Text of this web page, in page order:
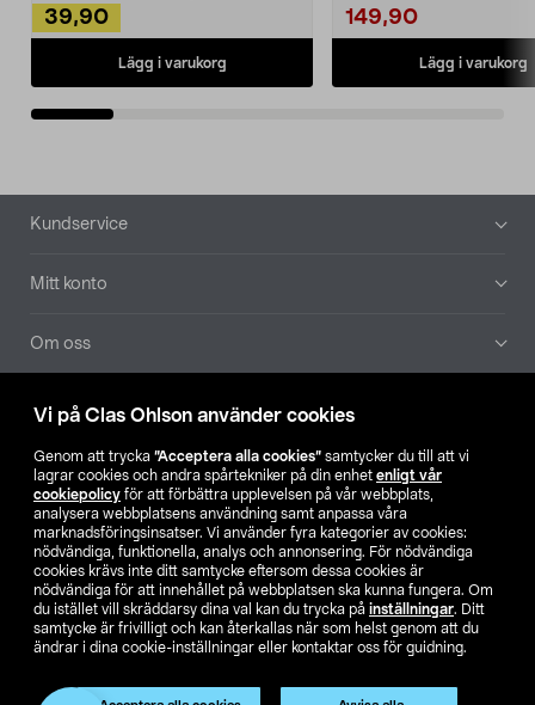
Vi på Clas Ohlson använder cookies
Genom att trycka ”Acceptera alla cookies” samtycker du till att vi
lagrar cookies och andra spårtekniker på din enhet enligt vår
cookiepolicy för att förbättra upplevelsen på vår webbplats,
analysera webbplatsens användning samt anpassa våra
marknadsföringsinsatser. Vi använder fyra kategorier av cookies:
nödvändiga, funktionella, analys och annonsering. För nödvändiga
cookies krävs inte ditt samtycke eftersom dessa cookies är
nödvändiga för att innehållet på webbplatsen ska kunna fungera. Om
du istället vill skräddarsy dina val kan du trycka på inställningar. Ditt
samtycke är frivilligt och kan återkallas när som helst genom att du
ändrar i dina cookie-inställningar eller kontaktar oss för guidning.
39,90
Lägg i varukorg
149,90
Lägg i varukorg
Sidfot
Kundservice
Mitt konto
Om oss
Aktuellt
Våra bolag
Hitta butik
SE NO FI